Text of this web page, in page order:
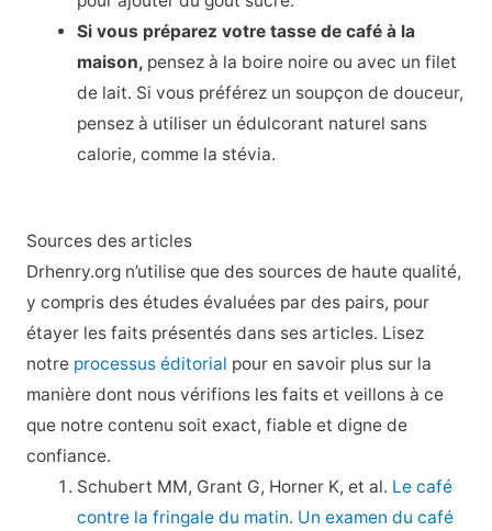
Si vous préparez votre tasse de café à la
maison, pensez à la boire noire ou avec un filet
de lait. Si vous préférez un soupçon de douceur,
pensez à utiliser un édulcorant naturel sans
calorie, comme la stévia.
Sources des articles
Drhenry.org n’utilise que des sources de haute qualité,
y compris des études évaluées par des pairs, pour
étayer les faits présentés dans ses articles. Lisez
notre processus éditorial pour en savoir plus sur la
manière dont nous vérifions les faits et veillons à ce
que notre contenu soit exact, fiable et digne de
confiance.
Schubert MM, Grant G, Horner K, et al. Le café
contre la fringale du matin. Un examen du café